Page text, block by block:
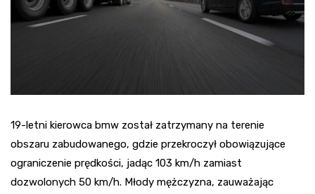
19-letni kierowca bmw został zatrzymany na terenie
obszaru zabudowanego, gdzie przekroczył obowiązujące
ograniczenie prędkości, jadąc 103 km/h zamiast
dozwolonych 50 km/h. Młody mężczyzna, zauważając